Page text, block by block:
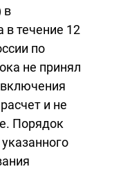
в
в течение 12
по
не принял
и не
Порядок